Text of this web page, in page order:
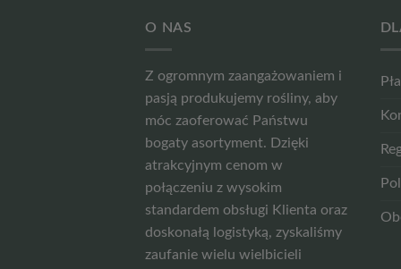
O NAS
Z ogromnym zaangażowaniem i
pasją produkujemy rośliny, aby
móc zaoferować Państwu
bogaty asortyment. Dzięki
atrakcyjnym cenom w
połączeniu z wysokim
standardem obsługi Klienta oraz
doskonałą logistyką, zyskaliśmy
zaufanie wielu wielbicieli